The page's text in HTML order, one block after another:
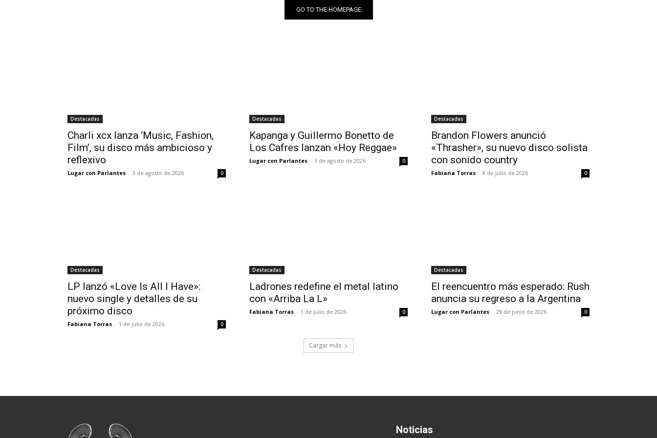
GO TO THE HOMEPAGE
Destacadas
Charli xcx lanza ‘Music, Fashion,
Film’, su disco más ambicioso y
reflexivo
Lugar con Parlantes - 3 de agosto de 2026 0
Destacadas
Kapanga y Guillermo Bonetto de
Los Cafres lanzan «Hoy Reggae»
Lugar con Parlantes - 3 de agosto de 2026 0
Destacadas
Brandon Flowers anunció
«Thrasher», su nuevo disco solista
con sonido country
Fabiana Torras - 8 de julio de 2026 0
Destacadas
LP lanzó «Love Is All I Have»:
nuevo single y detalles de su
próximo disco
Fabiana Torras - 1 de julio de 2026 0
Destacadas
Ladrones redefine el metal latino
con «Arriba La L»
Fabiana Torras - 1 de julio de 2026 0
Destacadas
El reencuentro más esperado: Rush
anuncia su regreso a la Argentina
Lugar con Parlantes - 29 de junio de 2026 0
Cargar más
Noticias